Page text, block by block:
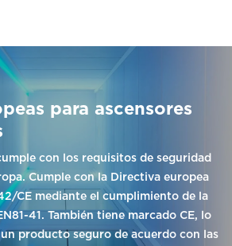
para ascensores
con los requisitos de seguridad
Cumple con la Directiva europea
CE mediante el cumplimiento de la
41. También tiene marcado CE, lo
producto seguro de acuerdo con las